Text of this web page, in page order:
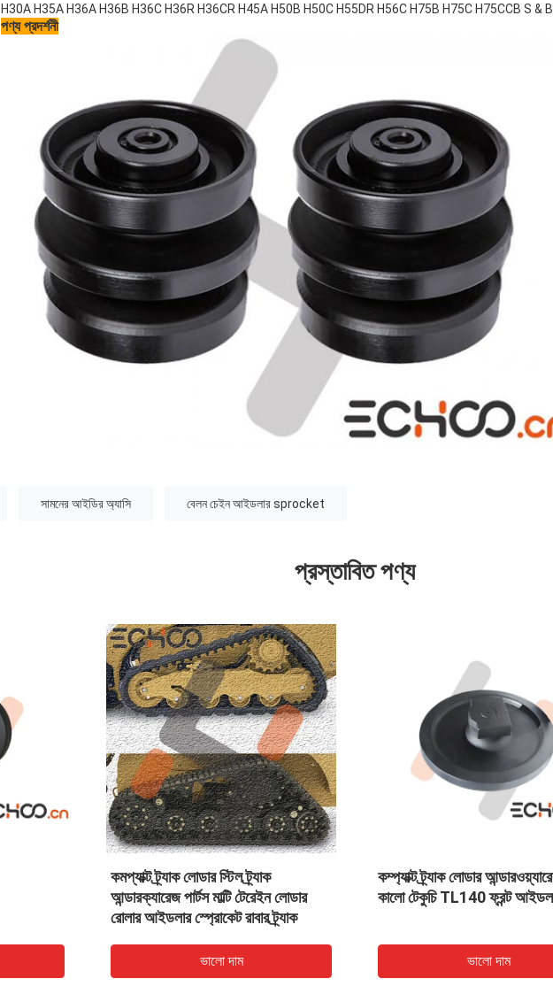
H30A H35A H36A H36B H36C H36R H36CR H45A H50B H50C H55DR H56C H75B H75C H75CCB S &
পণ্য প্রদর্শনী
সামনের আইডির অ্যাসি বেলন চেইন আইডলার sprocket
প্রস্তাবিত পণ্য
কম্প্যাক্ট ট্র্যাক লোডার আন্ডারওয়্যারের জন্য
কালো টেকুচি TL140 ফ্রন্ট আইডলার অ্যাসি
উচ্চ শক্তি কম্প্যাক্ট ট্র্যাক লোডার
আন্ডারওয়্যার অংশ, Kubota SVL75